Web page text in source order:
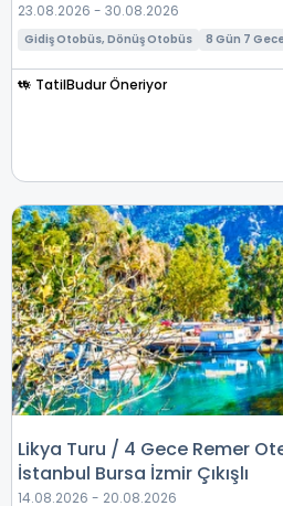
23.08.2026 - 30.08.2026
Gidiş Otobüs, Dönüş Otobüs 8 Gün 7
TatilBudur Öneriyor
Likya Turu / 4 Gece Remer
İstanbul Bursa İzmir Çıkışlı
14.08.2026 - 20.08.2026